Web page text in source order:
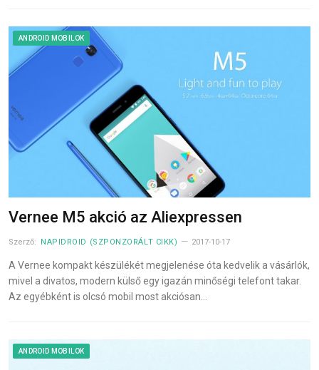
ANDROID MOBILOK
Vernee M5 akció az Aliexpressen
Szerző: NAPIDROID (SZPONZORÁLT CIKK) 2017-10-17
A Vernee kompakt készülékét megjelenése óta kedvelik a vásárlók,
mivel a divatos, modern külső egy igazán minőségi telefont takar.
Az egyébként is olcsó mobil most akciósan…
ANDROID MOBILOK